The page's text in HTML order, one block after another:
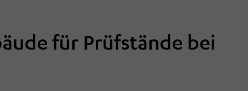
für Prüfstände bei